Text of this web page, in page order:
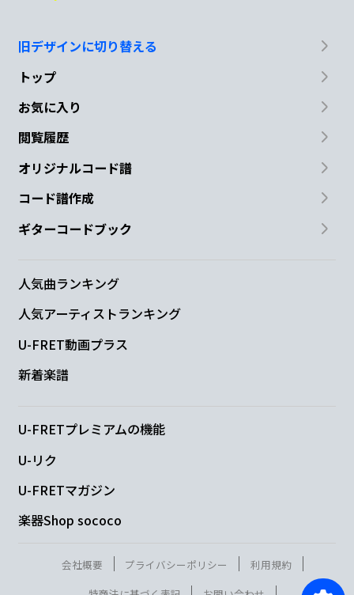
旧デザインに切り替える
トップ
お気に入り
閲覧履歴
オリジナルコード譜
コード譜作成
ギターコードブック
人気曲ランキング
人気アーティストランキング
U-FRET動画プラス
新着楽譜
U-FRETプレミアムの機能
U-リク
U-FRETマガジン
楽器Shop sococo
会社概要 プライバシーポリシー
利用規約